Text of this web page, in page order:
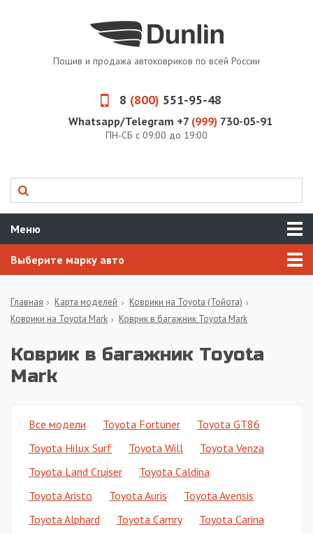
Пошив и продажа автоковриков по всей России
8 (800) 551-95-48
Whatsapp/Telegram +7 (999) 730-05-91
ПН-СБ с 09:00 до 19:00
Меню
Выберите марку авто
Главная Карта моделей
Коврики на Toyota (Тойота)
Коврики на Toyota Mark
Коврик в багажник Toyota Mark
Коврик в багажник Toyota
Mark
Все модели Toyota Fortuner
Toyota GT86
Toyota Hilux Surf
Toyota Will
Toyota Venza
Toyota Land Cruiser
Toyota Caldina
Toyota Aristo
Toyota Auris
Toyota Avensis
Toyota Alphard
Toyota Camry
Toyota Carina